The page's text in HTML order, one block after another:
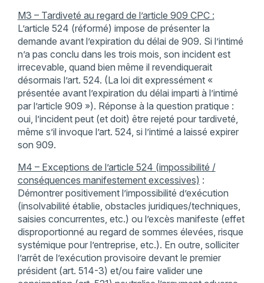
M3 – Tardiveté au regard de l’article 909 CPC :
L’article 524 (réformé) impose de présenter la
demande avant l’expiration du délai de 909. Si l’intimé
n’a pas conclu dans les trois mois, son incident est
irrecevable, quand bien même il revendiquerait
désormais l’art. 524. (La loi dit expressément «
présentée avant l’expiration du délai imparti à l’intimé
par l’article 909 »). Réponse à la question pratique :
oui, l’incident peut (et doit) être rejeté pour tardiveté,
même s’il invoque l’art. 524, si l’intimé a laissé expirer
son 909.
M4 – Exceptions de l’article 524 (impossibilité /
conséquences manifestement excessives) :
Démontrer positivement l’impossibilité d’exécution
(insolvabilité établie, obstacles juridiques/techniques,
saisies concurrentes, etc.) ou l’excès manifeste (effet
disproportionné au regard de sommes élevées, risque
systémique pour l’entreprise, etc.). En outre, solliciter
l’arrêt de l’exécution provisoire devant le premier
président (art. 514-3) et/ou faire valider une